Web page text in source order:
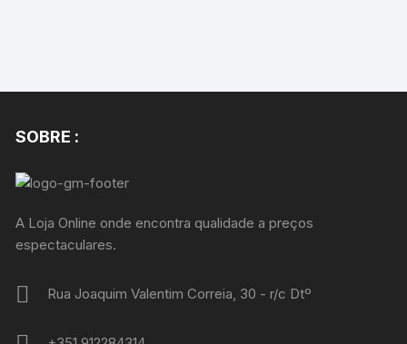
SOBRE :
A Loja Online onde encontra qualidade a preços
espectaculares.
Rua Joaquim Valentim Correia, 30 - r/c Dtº